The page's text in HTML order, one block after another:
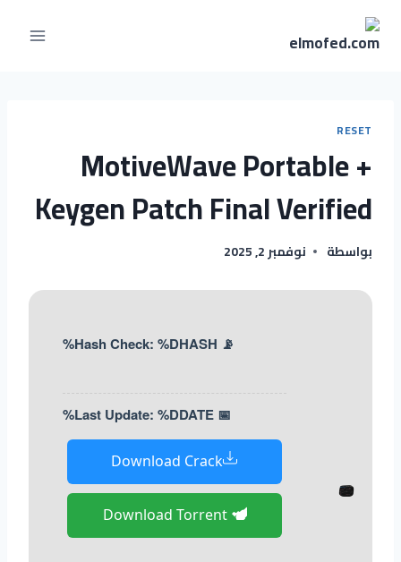
RESET
MotiveWave Portable +
Keygen Patch Final Verified
بواسطة نوفمبر 2, 2025
📡 Hash Check: %DHASH%
📅 Last Update: %DDATE%
Download Crack
Download Torrent